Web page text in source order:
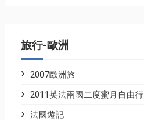
旅行-歐洲
2007歐洲旅
2011英法兩國二度蜜月自由行
法國遊記